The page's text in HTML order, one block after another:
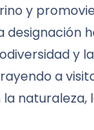
y
designación
y
a
naturaleza,